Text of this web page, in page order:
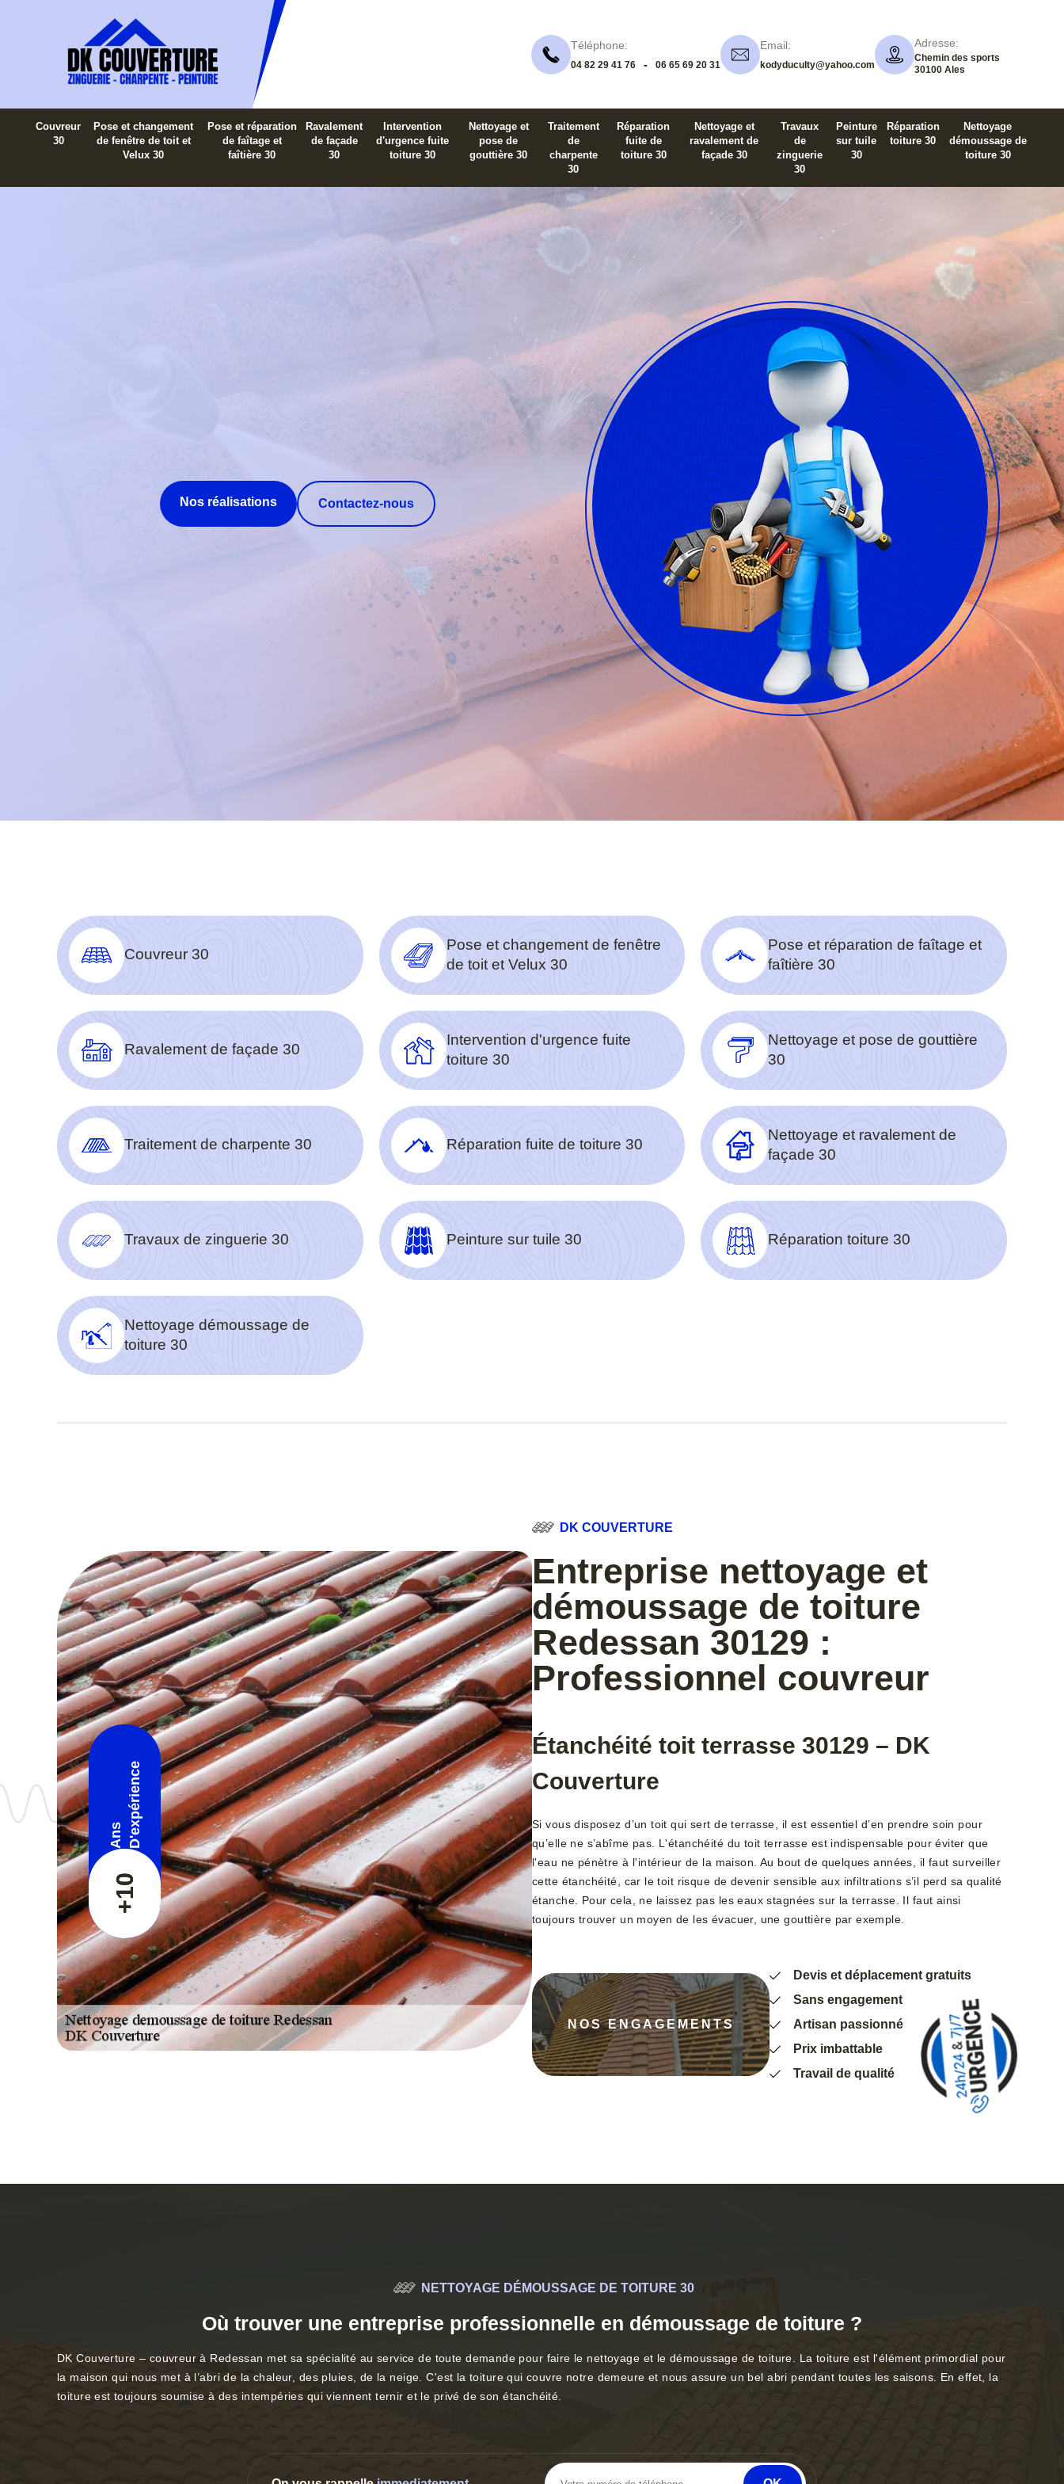
Téléphone:
04 82 29 41 76 - 06 65 69 20 31
Email:
kodyduculty@yahoo.com
Adresse:
Chemin des sports
30100 Ales
Couvreur
30
Pose et changement
de fenêtre de toit et
Velux 30
Pose et réparation
de faîtage et
faîtière 30
Ravalement
de façade
30
Intervention
d'urgence fuite
toiture 30
Nettoyage et
pose de
gouttière 30
Traitement
de
charpente
30
Réparation
fuite de
toiture 30
Nettoyage et
ravalement de
façade 30
Travaux
de
zinguerie
30
Peinture
sur tuile
30
Réparation
toiture 30
Nettoyage
démoussage de
toiture 30
Nos réalisations Contactez-nous
Couvreur 30
Pose et changement de fenêtre
de toit et Velux 30
Pose et réparation de faîtage et
faîtière 30
Ravalement de façade 30
Intervention d'urgence fuite
toiture 30
Nettoyage et pose de gouttière
30
Traitement de charpente 30 Réparation fuite de toiture 30
Nettoyage et ravalement de
façade 30
Travaux de zinguerie 30 Peinture sur tuile 30 Réparation toiture 30
Nettoyage démoussage de
toiture 30
+10
Ans D'expérience
DK COUVERTURE
Entreprise nettoyage et
démoussage de toiture
Redessan 30129 :
Professionnel couvreur
Étanchéité toit terrasse 30129 – DK
Couverture
Si vous disposez d’un toit qui sert de terrasse, il est essentiel d’en prendre soin pour
qu’elle ne s’abîme pas. L'étanchéité du toit terrasse est indispensable pour éviter que
l'eau ne pénètre à l'intérieur de la maison. Au bout de quelques années, il faut surveiller
cette étanchéité, car le toit risque de devenir sensible aux infiltrations s’il perd sa qualité
étanche. Pour cela, ne laissez pas les eaux stagnées sur la terrasse. Il faut ainsi
toujours trouver un moyen de les évacuer, une gouttière par exemple.
NOS ENGAGEMENTS
Devis et déplacement gratuits
Sans engagement
Artisan passionné
Prix imbattable
Travail de qualité
NETTOYAGE DÉMOUSSAGE DE TOITURE 30
Où trouver une entreprise professionnelle en démoussage de toiture ?
DK Couverture – couvreur à Redessan met sa spécialité au service de toute demande pour faire le nettoyage et le démoussage de toiture. La toiture est l'élément primordial pour
la maison qui nous met à l’abri de la chaleur, des pluies, de la neige. C'est la toiture qui couvre notre demeure et nous assure un bel abri pendant toutes les saisons. En effet, la
toiture est toujours soumise à des intempéries qui viennent ternir et le privé de son étanchéité.